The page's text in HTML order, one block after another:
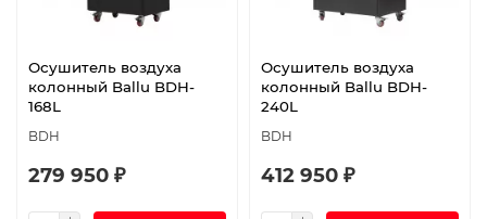
Осушитель воздуха
колонный Ballu BDH-
168L
BDH
279 950 ₽
Осушитель воздуха
колонный Ballu BDH-
240L
BDH
412 950 ₽